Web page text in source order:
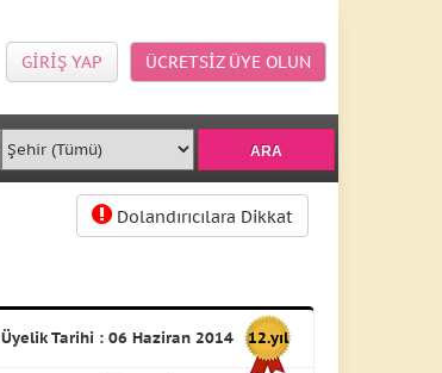
ÜCRETSİZ ÜYE OLUN
GİRİŞ YAP
Dolandırıcılara Dikkat
Üyelik Tarihi : 06 Haziran 2014 12.yıl